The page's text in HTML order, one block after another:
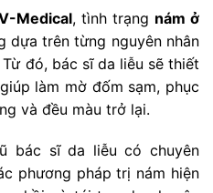
Medical, tình trạng nám ở
dựa trên từng nguyên nhân
đó, bác sĩ da liễu sẽ thiết
làm mờ đốm sạm, phục
và đều màu trở lại.
bác sĩ da liễu có chuyên
phương pháp trị nám hiện